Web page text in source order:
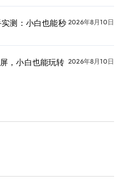
测：小白也能秒 2026年8月10日
，小白也能玩转 2026年8月10日